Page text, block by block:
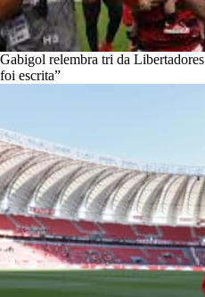
Gabigol relembra tri da
foi escrita”